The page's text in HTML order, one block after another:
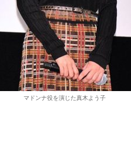
マドンナ役を演じた真木よう子